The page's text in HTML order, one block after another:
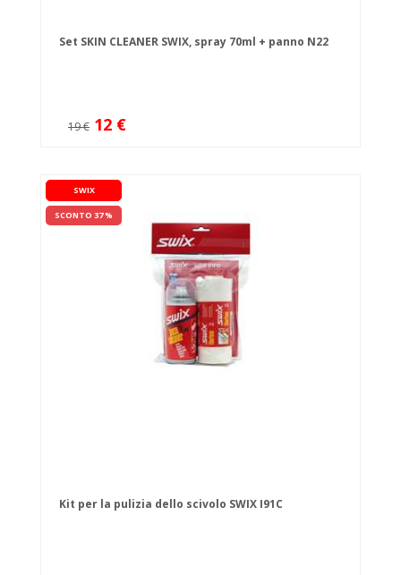
Set SKIN CLEANER SWIX, spray 70ml + panno N22
19 € 12 €
SWIX
SCONTO 37 %
Kit per la pulizia dello scivolo SWIX I91C